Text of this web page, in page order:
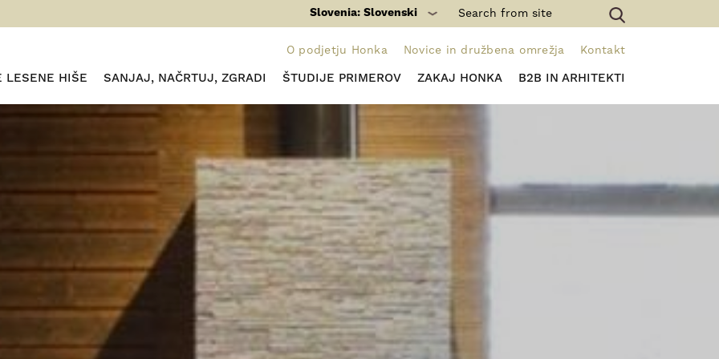
Slovenia: Slovenski
O podjetju Honka Novice in družbena omrežja Kontakt
LESENE HIŠE SANJAJ, NAČRTUJ, ZGRADI ŠTUDIJE PRIMEROV ZAKAJ HONKA B2B IN ARHITEKTI